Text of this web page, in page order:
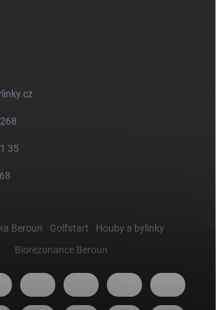
35
Beroun Golfstart
Houby a bylinky
Biorezonance Beroun